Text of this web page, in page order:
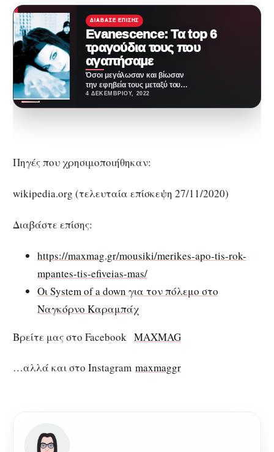
ΔΙΆΒΑΣΕ ΕΠΊΣΗΣ
Evanescence: Τα tοp 6
τραγούδια τους που
αγαπήσαμε
Όσοι μεγάλωσαν και βίωσαν
την εφηβεία τους μεταξύ του
2000 και 2011 σίγουρα έχουν
4 ΔΕΚΕΜΒΡΊΟΥ, 2022
Πηγές που χρησιμοποιήθηκαν:
wikipedia.org (τελευταία επίσκεψη 27/11/2020)
Διαβάστε επίσης:
https://maxmag.gr/mousiki/merikes-apo-tis-rok-
mpantes-tis-efiveias-mas/
Οι System of a down για τον πόλεμο στο
Ναγκόρνο Καραμπάχ
Βρείτε μας στο Facebook MAXMAG
…αλλά και στο Instagram maxmaggr